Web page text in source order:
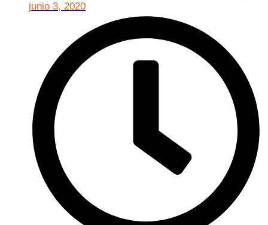
junio 3, 2020